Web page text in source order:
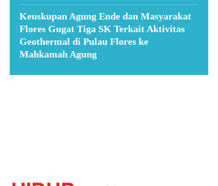
Keuskupan Agung Ende dan Masyarakat
Flores Gugat Tiga SK Terkait Aktivitas
Geothermal di Pulau Flores ke
Mahkamah Agung